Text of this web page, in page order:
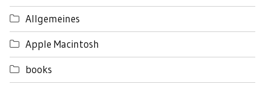
Allgemeines
Apple Macintosh
books